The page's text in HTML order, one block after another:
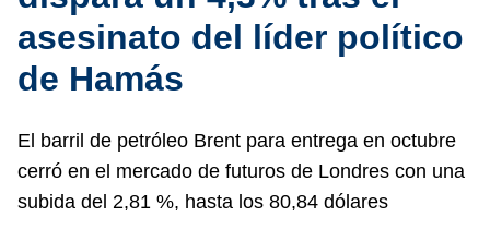
asesinato del líder político
de Hamás
El barril de petróleo Brent para entrega en octubre
cerró en el mercado de futuros de Londres con una
subida del 2,81 %, hasta los 80,84 dólares